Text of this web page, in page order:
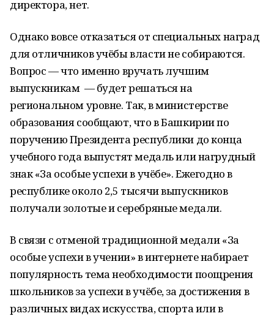
директора, нет.
Однако вовсе отказаться от специальных наград
для отличников учёбы власти не собираются.
Вопрос — что именно вручать лучшим
выпускникам — будет решаться на
региональном уровне. Так, в министерстве
образования сообщают, что в Башкирии по
поручению Президента республики до конца
учебного года выпустят медаль или нагрудный
знак «За особые успехи в учёбе». Ежегодно в
республике около 2,5 тысячи выпускников
получали золотые и серебряные медали.
В связи с отменой традиционной медали «За
особые успехи в учении» в интернете набирает
популярность тема необходимости поощрения
школьников за успехи в учёбе, за достижения в
различных видах искусства, спорта или в